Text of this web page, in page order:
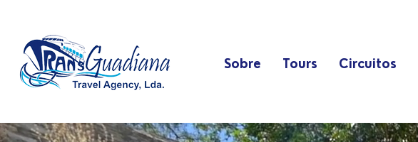
Sobre Tours Circuitos